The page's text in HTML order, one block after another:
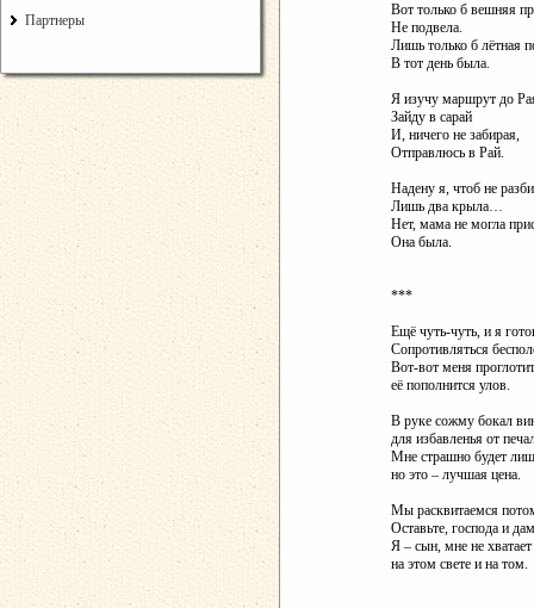
Партнеры
Вот только б вешняя
Не подвела.
Лишь только б лётная
В тот день была.
Я изучу маршрут до
Зайду в сарай
И, ничего не забирая,
Отправлюсь в Рай.
Надену я, чтоб не
Лишь два крыла…
Нет, мама не могла
Она была.
***
Ещё чуть-чуть, и я
Сопротивляться
Вот-вот меня
её пополнится улов.
В руке сожму бокал
для избавленья от
Мне страшно будет
но это – лучшая цена.
Мы расквитаемся
Оставьте, господа и
Я – сын, мне не
на этом свете и на том.